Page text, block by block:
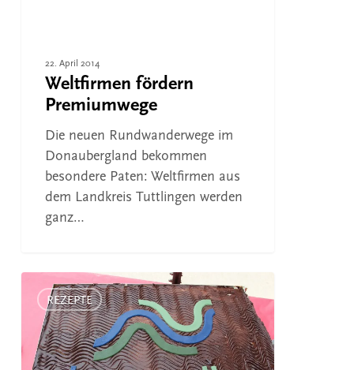
22. April 2014
Weltfirmen fördern
Premiumwege
Die neuen Rundwanderwege im
Donaubergland bekommen
besondere Paten: Weltfirmen aus
dem Landkreis Tuttlingen werden
ganz…
Goßer
Donauwellen-
Backwettbewerb
REZEPTE